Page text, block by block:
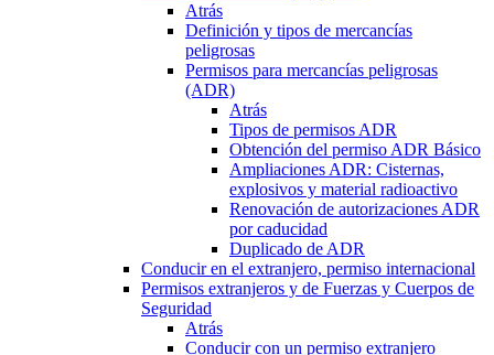
Atrás
Definición y tipos de mercancías
peligrosas
Permisos para mercancías peligrosas
(ADR)
Atrás
Tipos de permisos ADR
Obtención del permiso ADR Básico
Ampliaciones ADR: Cisternas,
explosivos y material radioactivo
Renovación de autorizaciones ADR
por caducidad
Duplicado de ADR
Conducir en el extranjero, permiso internacional
Permisos extranjeros y de Fuerzas y Cuerpos de
Seguridad
Atrás
Conducir con un permiso extranjero